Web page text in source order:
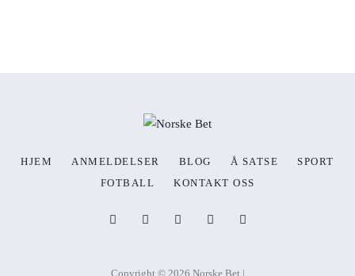
HJEM ANMELDELSER BLOG Å SATSE
SPORT
FOTBALL
KONTAKT OSS
Copyright © 2026 Norske Bet |